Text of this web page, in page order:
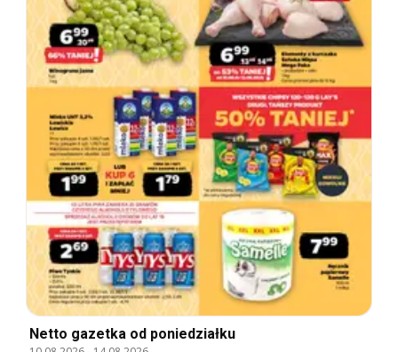
Netto gazetka od poniedziałku